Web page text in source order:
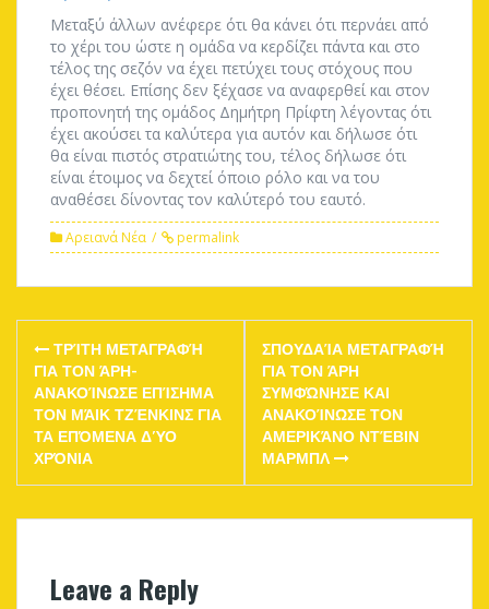
Μεταξύ άλλων ανέφερε ότι θα κάνει ότι περνάει από
το χέρι του ώστε η ομάδα να κερδίζει πάντα και στο
τέλος της σεζόν να έχει πετύχει τους στόχους που
έχει θέσει. Επίσης δεν ξέχασε να αναφερθεί και στον
προπονητή της ομάδος Δημήτρη Πρίφτη λέγοντας ότι
έχει ακούσει τα καλύτερα για αυτόν και δήλωσε ότι
θα είναι πιστός στρατιώτης του, τέλος δήλωσε ότι
είναι έτοιμος να δεχτεί όποιο ρόλο και να του
αναθέσει δίνοντας τον καλύτερό του εαυτό.
Αρειανά Νέα permalink
Post
navigation
ΤΡΊΤΗ ΜΕΤΑΓΡΑΦΉ
ΓΙΑ ΤΟΝ ΆΡΗ-
ΑΝΑΚΟΊΝΩΣΕ ΕΠΊΣΗΜΑ
ΤΟΝ ΜΆΙΚ ΤΖΈΝΚΙΝΣ ΓΙΑ
ΤΑ ΕΠΌΜΕΝΑ ΔΎΟ
ΧΡΌΝΙΑ
ΣΠΟΥΔΑΊΑ ΜΕΤΑΓΡΑΦΉ
ΓΙΑ ΤΟΝ ΆΡΗ
ΣΥΜΦΏΝΗΣΕ ΚΑΙ
ΑΝΑΚΟΊΝΩΣΕ ΤΟΝ
ΑΜΕΡΙΚΆΝΟ ΝΤΈΒΙΝ
ΜΑΡΜΠΛ
Leave a Reply